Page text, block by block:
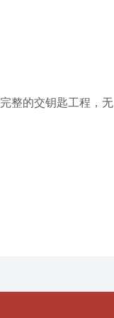
整的交钥匙工程，无